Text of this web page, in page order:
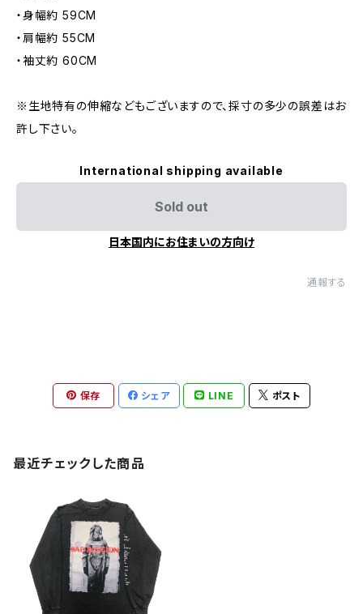
・身幅約 59CM
・肩幅約 55CM
・袖丈約 60CM
※生地特有の伸縮などもございますので、採寸の多少の誤差はお
許し下さい。
International shipping available
Sold out
日本国内にお住まいの方向け
通報する
保存 シェア LINE ポスト
最近チェックした商品